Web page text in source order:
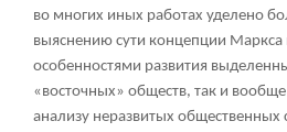
во многих иных работах уделено
выяснению сути концепции Маркса
особенностями развития
«восточных» обществ, так и
анализу неразвитых общественных